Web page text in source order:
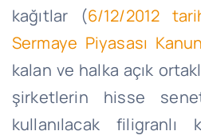
kağıtlar (6/12/2012
Sermaye Piyasası
kalan ve halka açık
şirketlerin hisse
kullanılacak